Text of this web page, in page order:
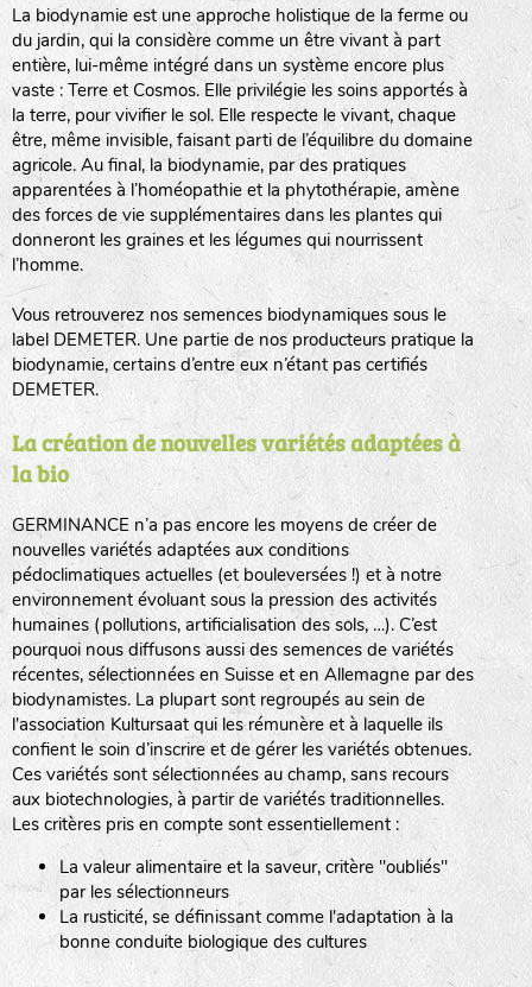
La biodynamie est une approche holistique de la ferme ou
du jardin, qui la considère comme un être vivant à part
entière, lui-même intégré dans un système encore plus
vaste : Terre et Cosmos. Elle privilégie les soins apportés à
la terre, pour vivifier le sol. Elle respecte le vivant, chaque
être, même invisible, faisant parti de l’équilibre du domaine
agricole. Au final, la biodynamie, par des pratiques
apparentées à l’homéopathie et la phytothérapie, amène
des forces de vie supplémentaires dans les plantes qui
donneront les graines et les légumes qui nourrissent
l’homme.
Vous retrouverez nos semences biodynamiques sous le
label DEMETER. Une partie de nos producteurs pratique la
biodynamie, certains d’entre eux n’étant pas certifiés
DEMETER.
La création de nouvelles variétés adaptées à
la bio
GERMINANCE n’a pas encore les moyens de créer de
nouvelles variétés adaptées aux conditions
pédoclimatiques actuelles (et bouleversées !) et à notre
environnement évoluant sous la pression des activités
humaines (pollutions, artificialisation des sols, …). C’est
pourquoi nous diffusons aussi des semences de variétés
récentes, sélectionnées en Suisse et en Allemagne par des
biodynamistes. La plupart sont regroupés au sein de
l'association Kultursaat qui les rémunère et à laquelle ils
confient le soin d’inscrire et de gérer les variétés obtenues.
Ces variétés sont sélectionnées au champ, sans recours
aux biotechnologies, à partir de variétés traditionnelles.
Les critères pris en compte sont essentiellement :
La valeur alimentaire et la saveur, critère "oubliés"
par les sélectionneurs
La rusticité, se définissant comme l'adaptation à la
bonne conduite biologique des cultures
BINGENHEIMER SAATGUT (BGH)
www.bingenheimersaatgut.de
DE BOLSTER (DBO)
www.bolster.nl
GRAINE DEL PAÏS (GDP)
www.grainesdelpais.com
JARDIN EN’VIE (JEV)
LA BOITE A GRAINES (LBAG)
LA RÉFÉRENCE :F BEL20BPA1A (en haut à gauche)
F : Fleurs.
Les autres catégories étant :
: Engrais vert
L: Légumes
A: Aromatiques
BEL : Code de la variété
(Ici Belle de nuit)
20 : Année de récolte(ici 2020)
BPA : Initiales du producteur ou du fournisseur de la
semence.
1 : Numéro d’ordre du lot
A : Sans calibre.
G: Gros
M: Moyen calibre
P: Petit calibre
biodiversité cultivée
Légumes feuilles
Légumes racines
Plantes aromatiques